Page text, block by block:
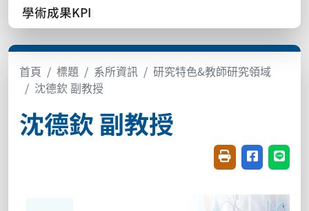
學術成果KPI
首頁 標題 系所資訊
研究特色&教師研究領域
沈德欽 副教授
沈德欽 副教授
友善列印(開新視
分享至臉書
分享